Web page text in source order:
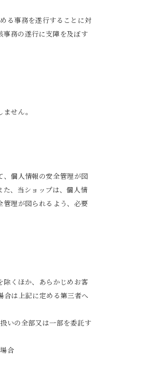
る事務を遂行することに対
事務の遂行に支障を及ぼす
せん。
、個人情報の安全管理が図
、当ショップは、個人情
理が図られるよう、必要
除くほか、あらかじめお客
合は上記に定める第三者へ
いの全部又は一部を委託す
合